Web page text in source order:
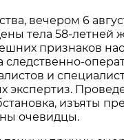
вечером 6
тела 58-
признаков
следственно-
и
экспертиз.
изъяты
очевидцы.